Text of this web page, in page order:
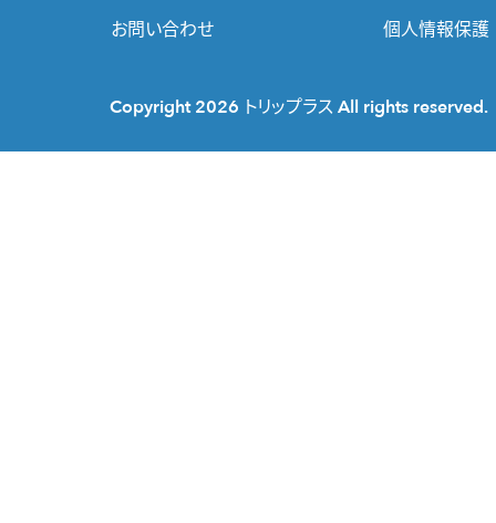
お問い合わせ
個人情報保護
Copyright 2026 トリップラス All rights reserved.